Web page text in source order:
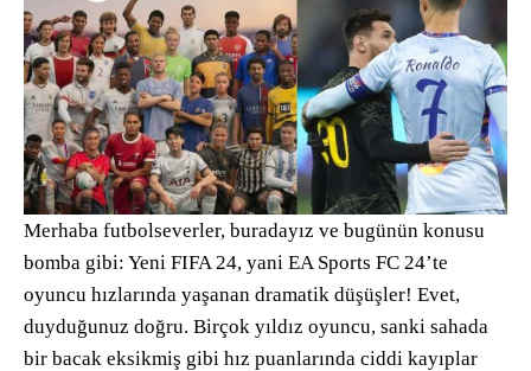
Merhaba futbolseverler, buradayız ve bugünün konusu
bomba gibi: Yeni FIFA 24, yani EA Sports FC 24’te
oyuncu hızlarında yaşanan dramatik düşüşler! Evet,
duyduğunuz doğru. Birçok yıldız oyuncu, sanki sahada
bir bacak eksikmiş gibi hız puanlarında ciddi kayıplar